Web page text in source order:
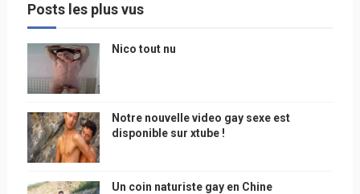
Posts les plus vus
Nico tout nu
Notre nouvelle video gay sexe est
disponible sur xtube !
Un coin naturiste gay en Chine